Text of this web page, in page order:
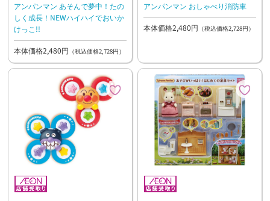
アンパンマン あそんで夢中！たの
しく成長！NEWハイハイでおいか
けっこ!!
本体価格2,480円 （税込価格2,728円）
アンパンマン おしゃべり消防車
本体価格2,480円 （税込価格2,728円）